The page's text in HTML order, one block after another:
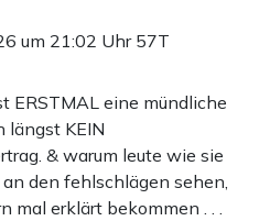
um 21:02 Uhr 57T
ERSTMAL eine mündliche
längst KEIN
& warum leute wie sie
den fehlschlägen sehen,
mal erklärt bekommen . . .